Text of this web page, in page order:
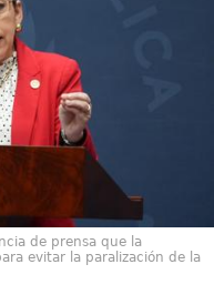
de prensa que la
evitar la paralización de la